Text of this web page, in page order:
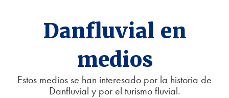
Danfluvial en
medios
Estos medios se han interesado por la historia de
Danfluvial y por el turismo fluvial.